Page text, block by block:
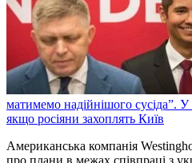
матимемо надійнішого сусіда”. У
якщо росіяни захоплять Київ
Американська компанія
про плани в межах співпраці з